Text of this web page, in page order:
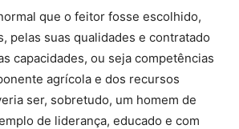
que o feitor fosse escolhido,
pelas suas qualidades e contratado
capacidades, ou seja competências
agrícola e dos recursos
ser, sobretudo, um homem de
de liderança, educado e com